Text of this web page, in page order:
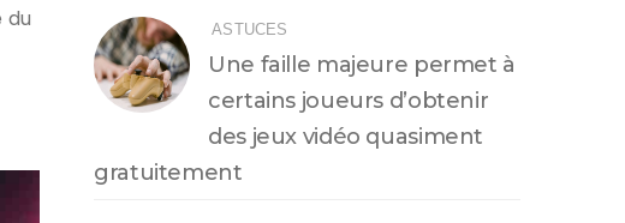
du
ASTUCES
Une faille majeure permet à
certains joueurs d’obtenir
des jeux vidéo quasiment
gratuitement